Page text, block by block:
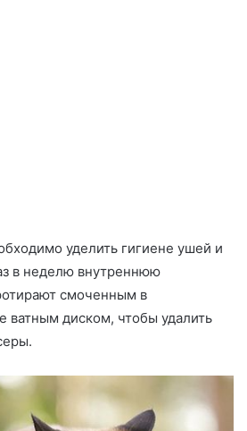
уделить гигиене ушей и
в неделю внутреннюю
смоченным в
ватным диском, чтобы удалить